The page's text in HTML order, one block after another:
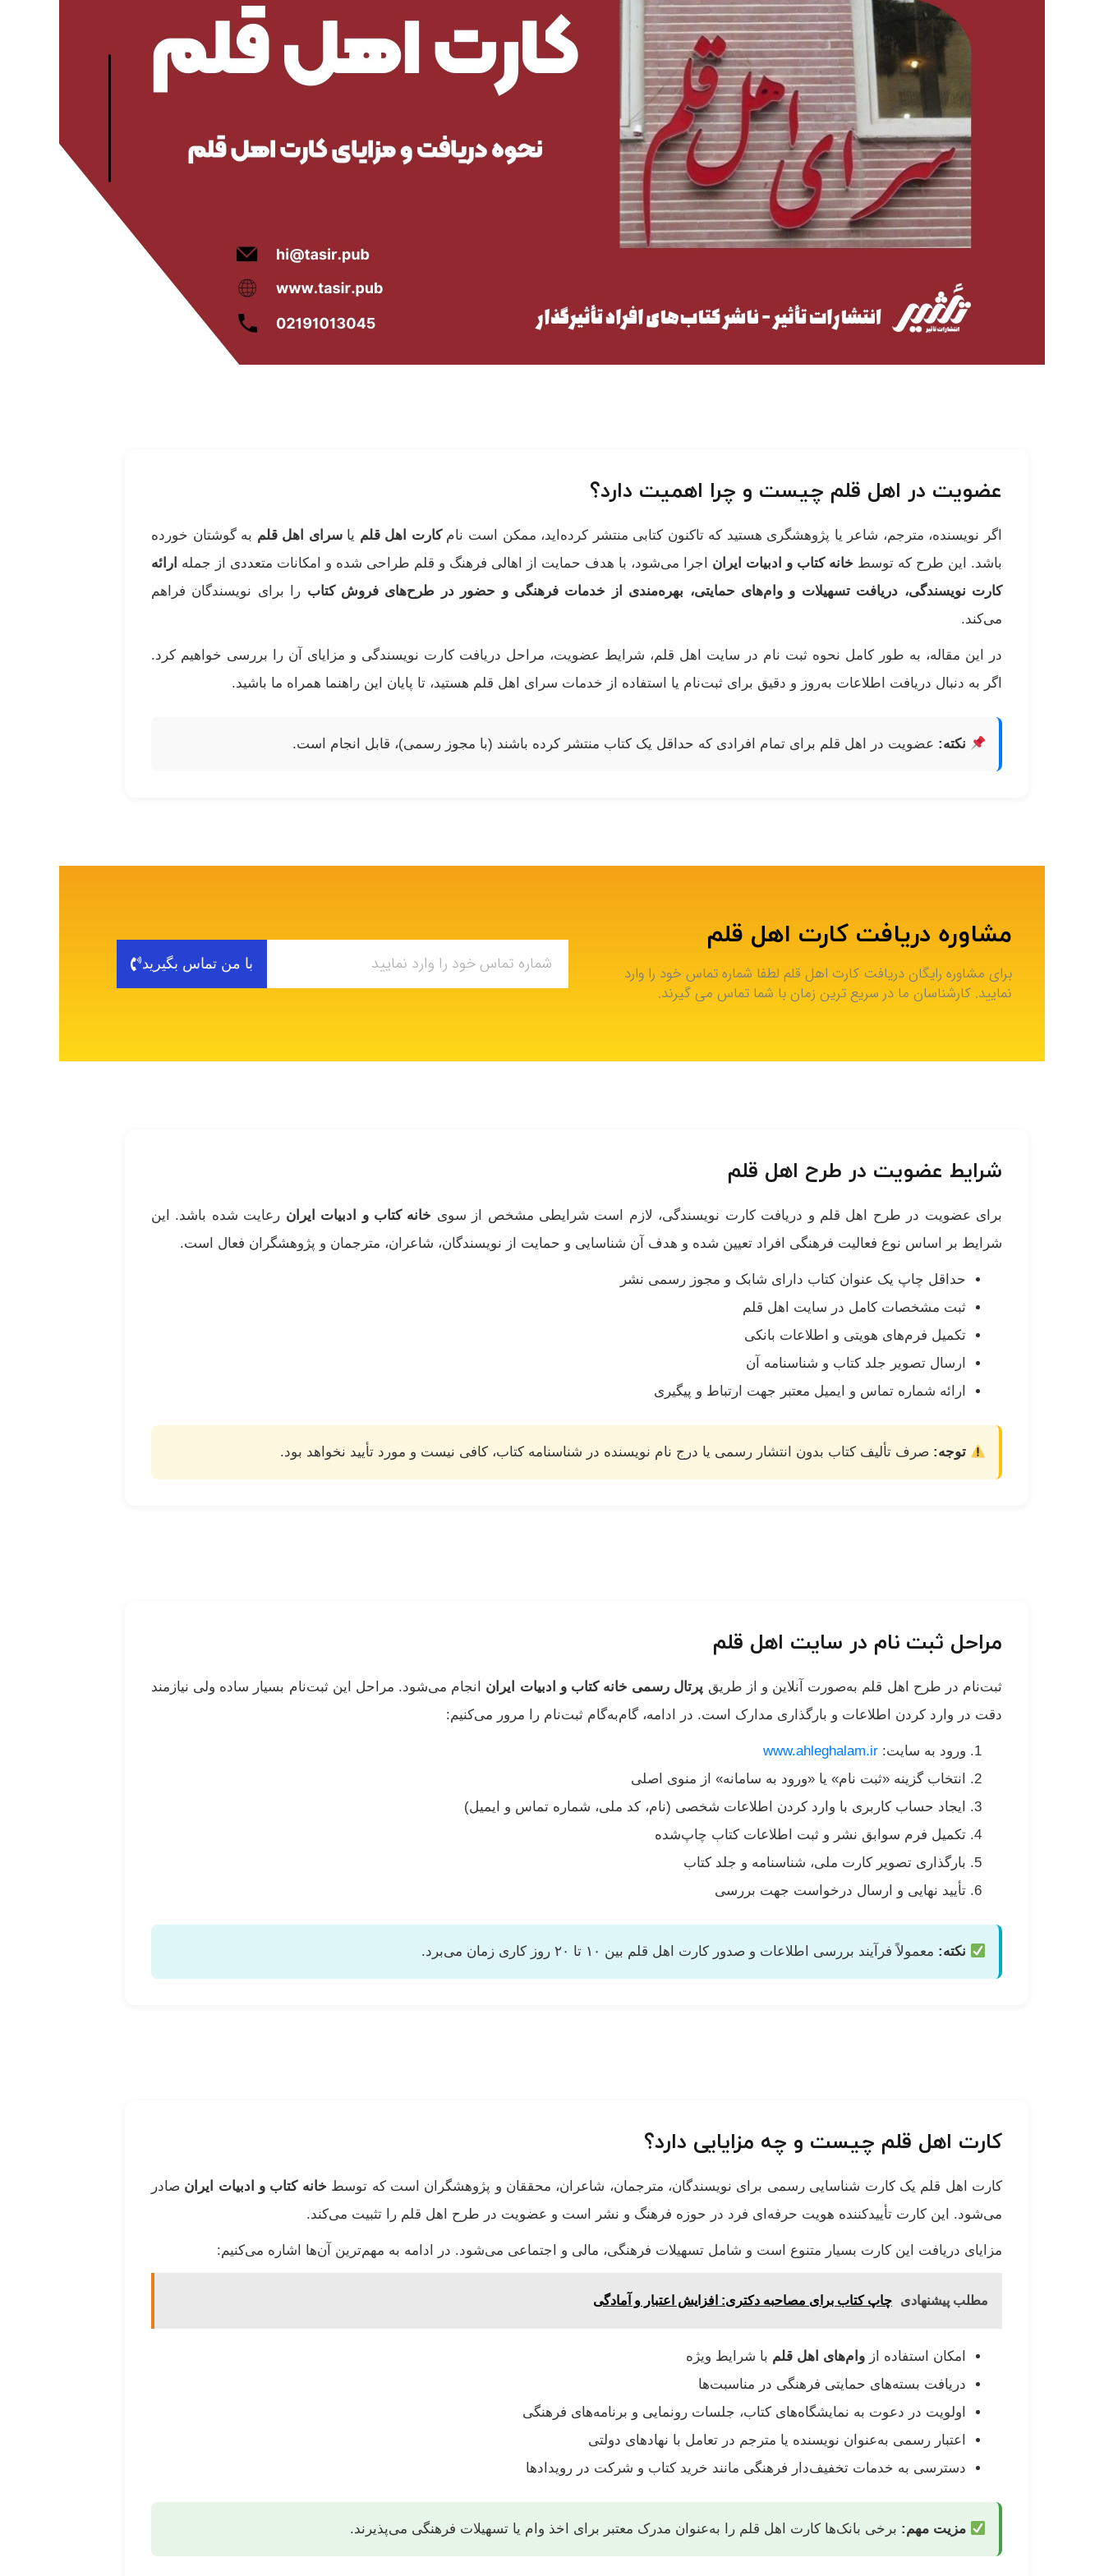
عضویت در اهل قلم چیست و چرا اهمیت دارد؟
اگر نویسنده، مترجم، شاعر یا پژوهشگری هستید که تاکنون کتابی منتشر کرده‌اید، ممکن است نامکارت اهل قلم یاسرای اهل قلم به گوشتان خورده
باشد. این طرح که توسط خانه کتاب و ادبیات ایران اجرا می‌شود، با هدف حمایت از اهالی فرهنگ و قلم طراحی شده و امکانات متعددی از جمله ارائه
کارت نویسندگی، دریافت تسهیلات و وام‌های حمایتی، بهره‌مندی از خدمات فرهنگی و حضور در طرح‌های فروش کتاب را برای نویسندگان فراهم
می‌کند.
در این مقاله، به طور کامل نحوه ثبت نام در سایت اهل قلم، شرایط عضویت، مراحل دریافت کارت نویسندگی و مزایای آن را بررسی خواهیم کرد.
اگر به دنبال دریافت اطلاعات به‌روز و دقیق برای ثبت‌نام یا استفاده از خدمات سرای اهل قلم هستید، تا پایان این راهنما همراه ما باشید.
نکته: عضویت در اهل قلم برای تمام افرادی که حداقل یک کتاب منتشر کرده باشند (با مجوز رسمی)، قابل انجام است.
مشاوره دریافت کارت اهل قلم
برای مشاوره رایگان دریافت کارت اهل قلم لطفا شماره تماس خود را وارد
نمایید. کارشناسان ما در سریع ترین زمان با شما تماس می گیرند.
با من تماس بگیرید
شرایط عضویت در طرح اهل قلم
برای عضویت در طرح اهل قلم و دریافت کارت نویسندگی، لازم است شرایطی مشخص از سوی خانه کتاب و ادبیات ایران رعایت شده باشد. این
شرایط بر اساس نوع فعالیت فرهنگی افراد تعیین شده و هدف آن شناسایی و حمایت از نویسندگان، شاعران، مترجمان و پژوهشگران فعال است.
حداقل چاپ یک عنوان کتاب دارای شابک و مجوز رسمی نشر
ثبت مشخصات کامل در سایت اهل قلم
تکمیل فرم‌های هویتی و اطلاعات بانکی
ارسال تصویر جلد کتاب و شناسنامه آن
ارائه شماره تماس و ایمیل معتبر جهت ارتباط و پیگیری
توجه: صرف تألیف کتاب بدون انتشار رسمی یا درج نام نویسنده در شناسنامه کتاب، کافی نیست و مورد تأیید نخواهد بود.
مراحل ثبت نام در سایت اهل قلم
ثبت‌نام در طرح اهل قلم به‌صورت آنلاین و از طریق پرتال رسمی خانه کتاب و ادبیات ایران انجام می‌شود. مراحل این ثبت‌نام بسیار ساده ولی نیازمند
دقت در وارد کردن اطلاعات و بارگذاری مدارک است. در ادامه، گام‌به‌گام ثبت‌نام را مرور می‌کنیم:
ورود به سایت: www.ahleghalam.ir
انتخاب گزینه «ثبت نام» یا «ورود به سامانه» از منوی اصلی
ایجاد حساب کاربری با وارد کردن اطلاعات شخصی (نام، کد ملی، شماره تماس و ایمیل)
تکمیل فرم سوابق نشر و ثبت اطلاعات کتاب چاپ‌شده
بارگذاری تصویر کارت ملی، شناسنامه و جلد کتاب
تأیید نهایی و ارسال درخواست جهت بررسی
نکته: معمولاً فرآیند بررسی اطلاعات و صدور کارت اهل قلم بین ۱۰ تا ۲۰ روز کاری زمان می‌برد.
کارت اهل قلم چیست و چه مزایایی دارد؟
کارت اهل قلم یک کارت شناسایی رسمی برای نویسندگان، مترجمان، شاعران، محققان و پژوهشگران است که توسط خانه کتاب و ادبیات ایران صادر
می‌شود. این کارت تأییدکننده هویت حرفه‌ای فرد در حوزه فرهنگ و نشر است و عضویت در طرح اهل قلم را تثبیت می‌کند.
مزایای دریافت این کارت بسیار متنوع است و شامل تسهیلات فرهنگی، مالی و اجتماعی می‌شود. در ادامه به مهم‌ترین آن‌ها اشاره می‌کنیم:
مطلب پیشنهادی چاپ کتاب برای مصاحبه دکتری: افزایش اعتبار و آمادگی
امکان استفاده از وام‌های اهل قلم با شرایط ویژه
دریافت بسته‌های حمایتی فرهنگی در مناسبت‌ها
اولویت در دعوت به نمایشگاه‌های کتاب، جلسات رونمایی و برنامه‌های فرهنگی
اعتبار رسمی به‌عنوان نویسنده یا مترجم در تعامل با نهادهای دولتی
دسترسی به خدمات تخفیف‌دار فرهنگی مانند خرید کتاب و شرکت در رویدادها
مزیت مهم: برخی بانک‌ها کارت اهل قلم را به‌عنوان مدرک معتبر برای اخذ وام یا تسهیلات فرهنگی می‌پذیرند.